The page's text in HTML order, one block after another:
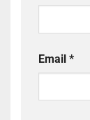
Email *